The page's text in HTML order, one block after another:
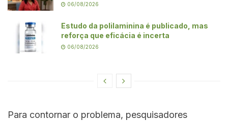
06/08/2026
Estudo da polilaminina é publicado, mas
reforça que eficácia é incerta
06/08/2026
Para contornar o problema, pesquisadores